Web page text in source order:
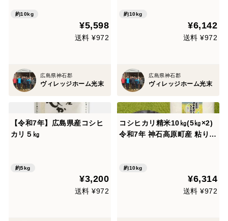
約10kg
¥5,598
送料 ¥972
広島県神石郡
ヴィレッジホーム光末
約10kg
¥6,142
送料 ¥972
広島県神石郡
ヴィレッジホーム光末
【令和7年】広島県産コシヒ
カリ５㎏
約5kg
¥3,200
送料 ¥972
コシヒカリ精米10㎏(5㎏×2)
令和7年 神石高原町産 粘りと
約10kg
¥6,314
送料 ¥972